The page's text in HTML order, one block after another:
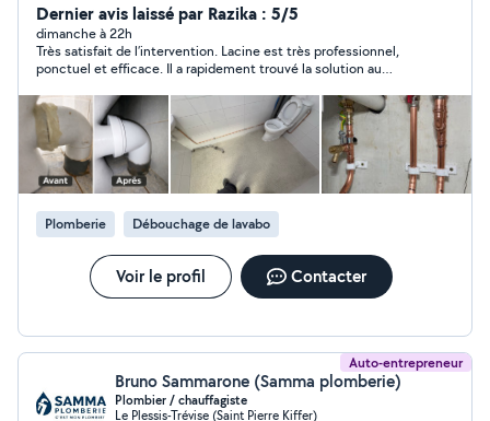
chauffe-eau et installations sanitaires. Travail sérieux,
soigné et rapide. Déplacement efficace, devis clair et
conseils personnalisés. Satisfaction client prioritaire.
Dernier avis laissé par Razika : 5/5
dimanche à 22h
Très satisfait de l’intervention. Lacine est très professionnel,
ponctuel et efficace. Il a rapidement trouvé la solution au
travail propre et soigné. Je recommande vivement pour son
sérieux et la qualité de son travail.
Plomberie Débouchage de lavabo
Voir le profil Contacter
Auto-entrepreneur
Bruno Sammarone (Samma plomberie)
Plombier / chauffagiste
Le Plessis-Trévise (Saint Pierre Kiffer)